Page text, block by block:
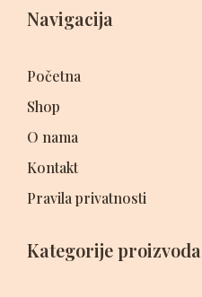
Navigacija
Početna
Shop
O nama
Kontakt
Pravila privatnosti
Kategorije proizvoda